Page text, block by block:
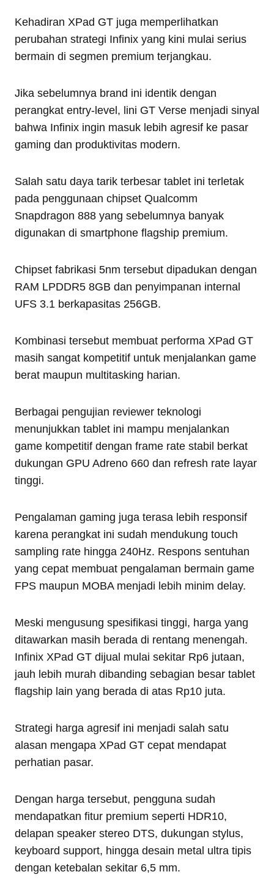
Kehadiran XPad GT juga memperlihatkan
perubahan strategi Infinix yang kini mulai serius
bermain di segmen premium terjangkau.
Jika sebelumnya brand ini identik dengan
perangkat entry-level, lini GT Verse menjadi sinyal
bahwa Infinix ingin masuk lebih agresif ke pasar
gaming dan produktivitas modern.
Salah satu daya tarik terbesar tablet ini terletak
pada penggunaan chipset Qualcomm
Snapdragon 888 yang sebelumnya banyak
digunakan di smartphone flagship premium.
Chipset fabrikasi 5nm tersebut dipadukan dengan
RAM LPDDR5 8GB dan penyimpanan internal
UFS 3.1 berkapasitas 256GB.
Kombinasi tersebut membuat performa XPad GT
masih sangat kompetitif untuk menjalankan game
berat maupun multitasking harian.
Berbagai pengujian reviewer teknologi
menunjukkan tablet ini mampu menjalankan
game kompetitif dengan frame rate stabil berkat
dukungan GPU Adreno 660 dan refresh rate layar
tinggi.
Pengalaman gaming juga terasa lebih responsif
karena perangkat ini sudah mendukung touch
sampling rate hingga 240Hz. Respons sentuhan
yang cepat membuat pengalaman bermain game
FPS maupun MOBA menjadi lebih minim delay.
Meski mengusung spesifikasi tinggi, harga yang
ditawarkan masih berada di rentang menengah.
Infinix XPad GT dijual mulai sekitar Rp6 jutaan,
jauh lebih murah dibanding sebagian besar tablet
flagship lain yang berada di atas Rp10 juta.
Strategi harga agresif ini menjadi salah satu
alasan mengapa XPad GT cepat mendapat
perhatian pasar.
Dengan harga tersebut, pengguna sudah
mendapatkan fitur premium seperti HDR10,
delapan speaker stereo DTS, dukungan stylus,
keyboard support, hingga desain metal ultra tipis
dengan ketebalan sekitar 6,5 mm.